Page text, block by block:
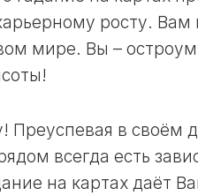
росту. Вам
мире. Вы –
Преуспевая в своём
всегда есть
на картах даёт